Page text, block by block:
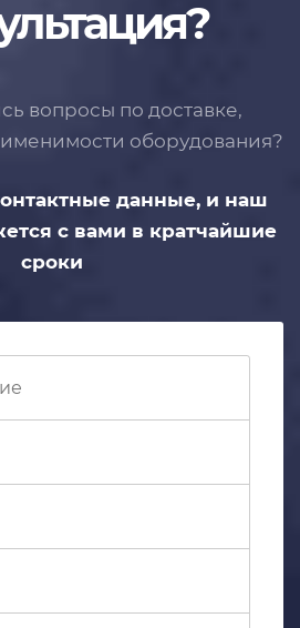
вопросы по доставке,
оборудования?
данные, и наш
с вами в кратчайшие
сроки